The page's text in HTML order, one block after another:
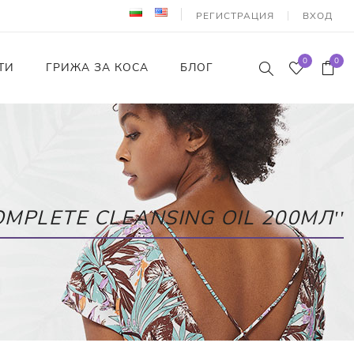
РЕГИСТРАЦИЯ ВХОД
ГРИЖА ЗА КОСА БЛОГ 0 0
CLEANSING OIL 200МЛ